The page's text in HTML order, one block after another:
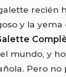
recién
y la
mundo, y
Pero